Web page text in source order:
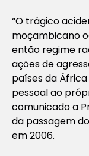
“O trágico
moçambicano
então regime
ações de
países da
pessoal ao
comunicado a
da passagem
em 2006.